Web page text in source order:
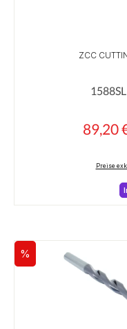
ZCC
Durchschnittliche
89,20
Preise
Rabatt
%